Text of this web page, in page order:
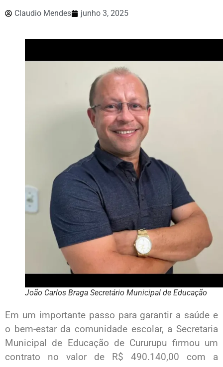
Claudio Mendes junho 3, 2025
João Carlos Braga Secretário Municipal de Educação
Em um importante passo para garantir a saúde e
o bem-estar da comunidade escolar, a Secretaria
Municipal de Educação de Cururupu firmou um
contrato no valor de R$ 490.140,00 com a